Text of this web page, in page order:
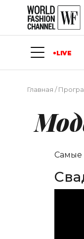
LIVE
Главная /
Самые